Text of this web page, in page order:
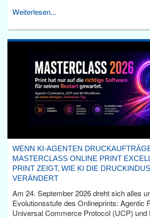
Weiterlesen...
WENN KI-AGENTEN
MASTERCLASS ONLINE PRINT
PRINT ZEIGT, WIE KI DIE
VERÄNDERT
Am 24. September 2026 dreht sich alles
Evolutionsstufe des Onlineprints: Agentic
Universal Commerce Protocol (UCP) und